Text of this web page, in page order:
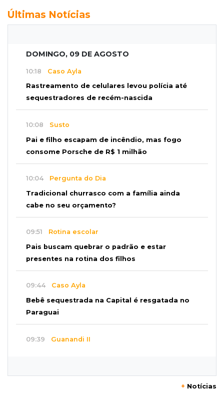
Últimas Notícias
DOMINGO, 09 DE AGOSTO
10:18 Caso Ayla
Rastreamento de celulares levou polícia até
sequestradores de recém-nascida
10:08 Susto
Pai e filho escapam de incêndio, mas fogo
consome Porsche de R$ 1 milhão
10:04 Pergunta do Dia
Tradicional churrasco com a família ainda
cabe no seu orçamento?
09:51 Rotina escolar
Pais buscam quebrar o padrão e estar
presentes na rotina dos filhos
09:44 Caso Ayla
Bebê sequestrada na Capital é resgatada no
Paraguai
09:39 Guanandi II
+ Notícias